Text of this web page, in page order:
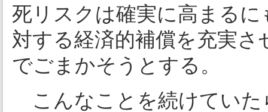
死リスクは確実に高まる
対する経済的補償を充実
でごまかそうとする。
こんなことを続けていた